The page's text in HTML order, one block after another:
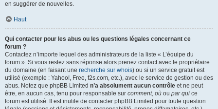
en suggérer de nouvelles.
Haut
Qui contacter pour les abus ou les questions légales concernant ce
forum ?
Contactez n’importe lequel des administrateurs de la liste « L’équipe du
forum ». Si vous restez sans réponse alors prenez contact avec le propriétaire
du domaine (en faisant une recherche sur whois) ou si un service gratuit est
utilisé (exemple : Yahoo!, Free, f2s.com, etc.), avec le service de gestion ou des
abus. Notez que phpBB Limited n’a absolument aucun contrôle et ne peut
être, en aucun cas, tenu pour responsable sur comment, où ou par qui ce
forum est utilisé. Il est inutile de contacter phpBB Limited pour toute question